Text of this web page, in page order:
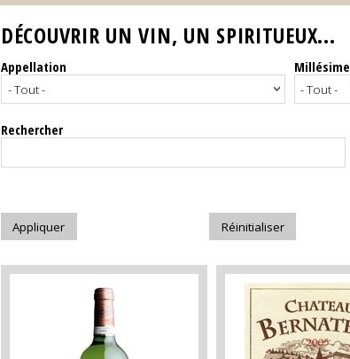
DÉCOUVRIR UN VIN, UN SPIRITUEUX...
Appellation Millésime
Rechercher